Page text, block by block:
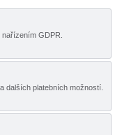
GDPR.
dalších platebních možností.